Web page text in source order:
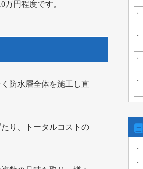
円程度です。
防水層全体を施工し直
り、トータルコストの